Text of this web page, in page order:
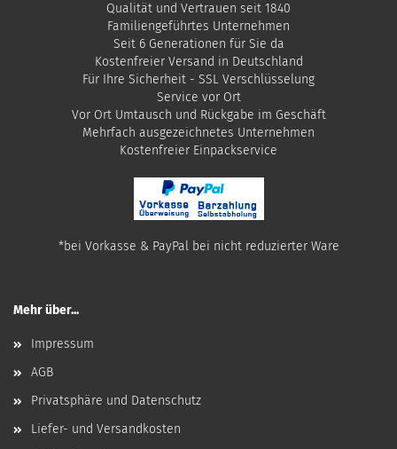
Qualität und Vertrauen seit 1840
Familiengeführtes Unternehmen
Seit 6 Generationen für Sie da
Kostenfreier Versand in Deutschland
Für Ihre Sicherheit - SSL Verschlüsselung
Service vor Ort
Vor Ort Umtausch und Rückgabe im Geschäft
Mehrfach ausgezeichnetes Unternehmen
​Kostenfreier Einpackservice
*bei Vorkasse & PayPal bei nicht reduzierter Ware
Mehr über...
Impressum
AGB
Privatsphäre und Datenschutz
Liefer- und Versandkosten